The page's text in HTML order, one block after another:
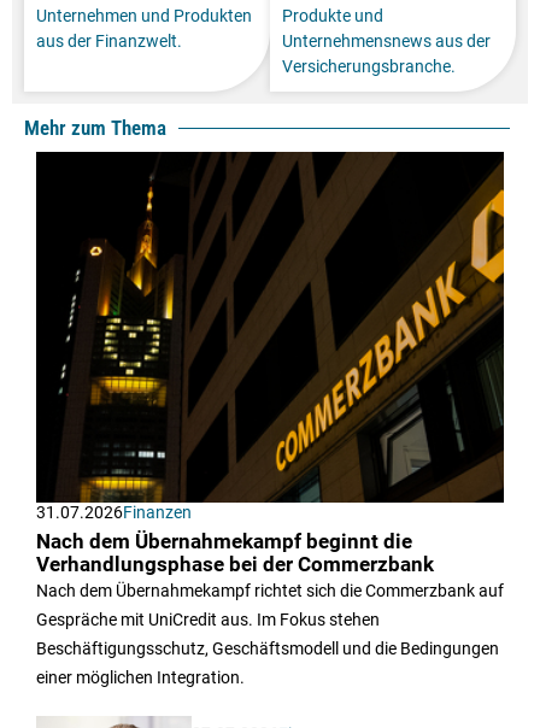
Unternehmen und Produkten
aus der Finanzwelt.
Produkte und
Unternehmensnews aus der
Versicherungsbranche.
Mehr zum Thema
31.07.2026Finanzen
Nach dem Übernahmekampf beginnt die
Verhandlungsphase bei der Commerzbank
Nach dem Übernahmekampf richtet sich die Commerzbank auf
Gespräche mit UniCredit aus. Im Fokus stehen
Beschäftigungsschutz, Geschäftsmodell und die Bedingungen
einer möglichen Integration.